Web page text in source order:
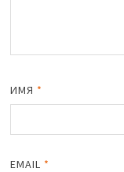
ИМЯ *
EMAIL *